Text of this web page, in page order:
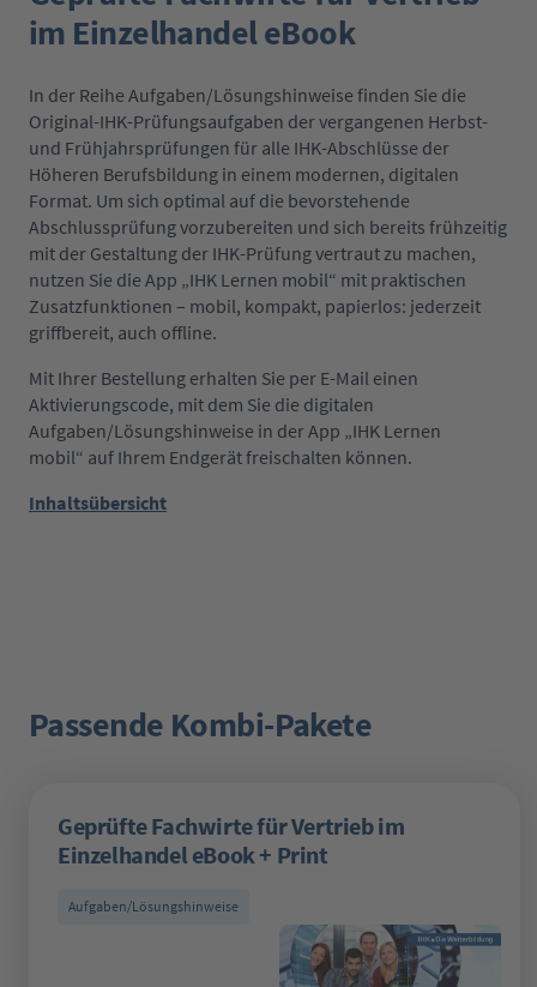
im Einzelhandel eBook
In der Reihe Aufgaben/Lösungshinweise finden Sie die
Original-IHK-Prüfungsaufgaben der vergangenen Herbst-
und Frühjahrsprüfungen für alle IHK-Abschlüsse der
Höheren Berufsbildung in einem modernen, digitalen
Format. Um sich optimal auf die bevorstehende
Abschlussprüfung vorzubereiten und sich bereits frühzeitig
mit der Gestaltung der IHK-Prüfung vertraut zu machen,
nutzen Sie die App „IHK Lernen mobil“ mit praktischen
Zusatzfunktionen – mobil, kompakt, papierlos: jederzeit
griffbereit, auch offline.
Mit Ihrer Bestellung erhalten Sie per E-Mail einen
Aktivierungscode, mit dem Sie die digitalen
Aufgaben/Lösungshinweise in der App „IHK Lernen
mobil“ auf Ihrem Endgerät freischalten können.
Inhaltsübersicht
Produktgalerie überspringen
Passende Kombi-Pakete
Geprüfte Fachwirte für Vertrieb im
Einzelhandel eBook + Print
Aufgaben/Lösungshinweise